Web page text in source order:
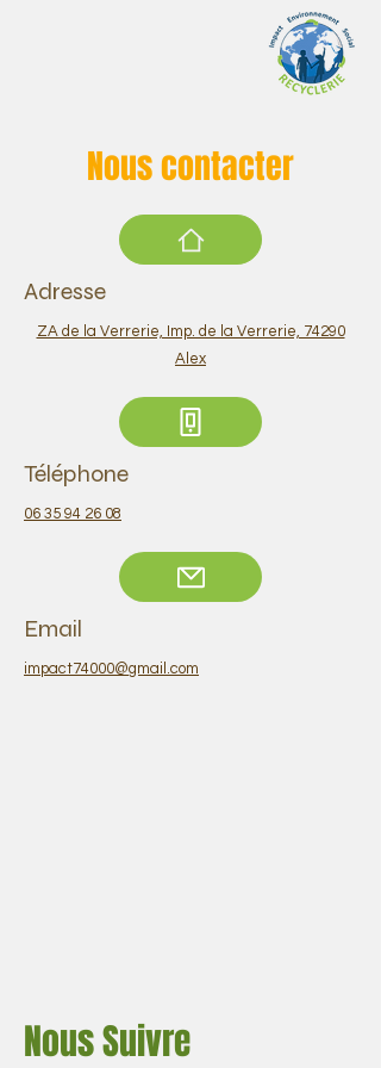
Nous contacter
Adresse
ZA de la Verrerie, Imp. de la Verrerie, 74290
Alex
Téléphone
06 35 94 26 08
Email
impact74000@gmail.com
Nous Suivre